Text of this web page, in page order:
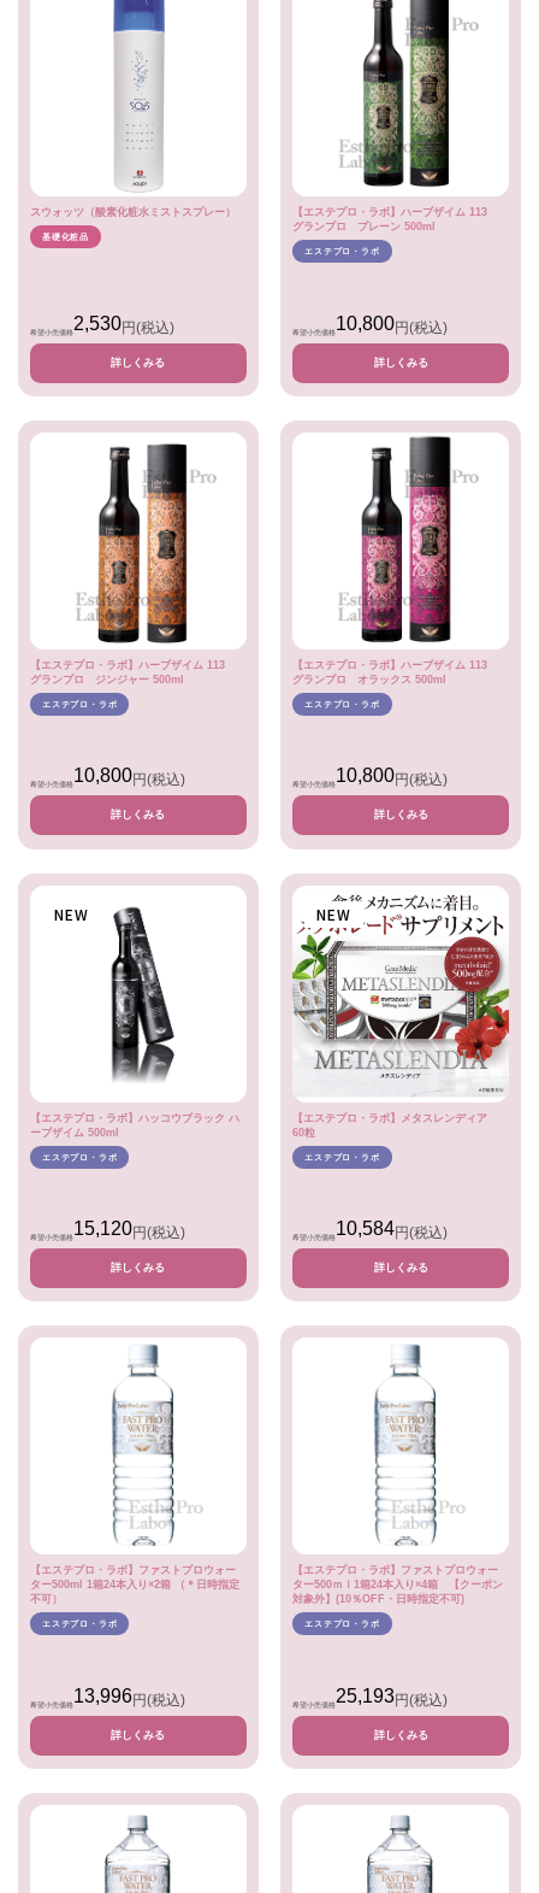
スウォッツ（酸素化粧水ミストスプレー）
基礎化粧品
希望小売価格2,530円(税込)
詳しくみる
【エステプロ・ラボ】ハーブザイム 113
グランプロ プレーン 500ml
エステプロ・ラボ
希望小売価格10,800円(税込)
詳しくみる
【エステプロ・ラボ】ハーブザイム 113
グランプロ ジンジャー 500ml
エステプロ・ラボ
希望小売価格10,800円(税込)
詳しくみる
【エステプロ・ラボ】ハーブザイム 113
グランプロ オラックス 500ml
エステプロ・ラボ
希望小売価格10,800円(税込)
詳しくみる
NEW
【エステプロ・ラボ】ハッコウブラック ハ
ーブザイム 500ml
エステプロ・ラボ
希望小売価格15,120円(税込)
詳しくみる
NEW
【エステプロ・ラボ】メタスレンディア
60粒
エステプロ・ラボ
希望小売価格10,584円(税込)
詳しくみる
【エステプロ・ラボ】ファストプロウォー
ター500ml 1箱24本入り×2箱 （＊日時指定
不可）
エステプロ・ラボ
希望小売価格13,996円(税込)
詳しくみる
【エステプロ・ラボ】ファストプロウォー
ター500ｍｌ1箱24本入り×4箱 【クーポン
対象外】(10％OFF・日時指定不可)
エステプロ・ラボ
希望小売価格25,193円(税込)
詳しくみる